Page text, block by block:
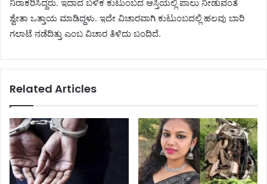
ನಿರಾಕರಿಸಿದ್ದರು. ಇದಾದ ಬಳಿಕ ಕುಟುಂಬದ ಆಸ್ತಿಯಲ್ಲಿ ಪಾಲು ನೀಡುವಂತೆ
ಶ್ವೇತಾ ಒತ್ತಾಯ ಮಾಡಿದ್ದಳು. ಇದೇ ವಿಚಾರವಾಗಿ ಕುಟುಂಬದಲ್ಲಿ ಹಲವು ಬಾರಿ
ಗಲಾಟೆ ನಡೆದಿತ್ತು ಎಂಬ ವಿಚಾರ ತಿಳಿದು ಬಂದಿದೆ.
Related Articles